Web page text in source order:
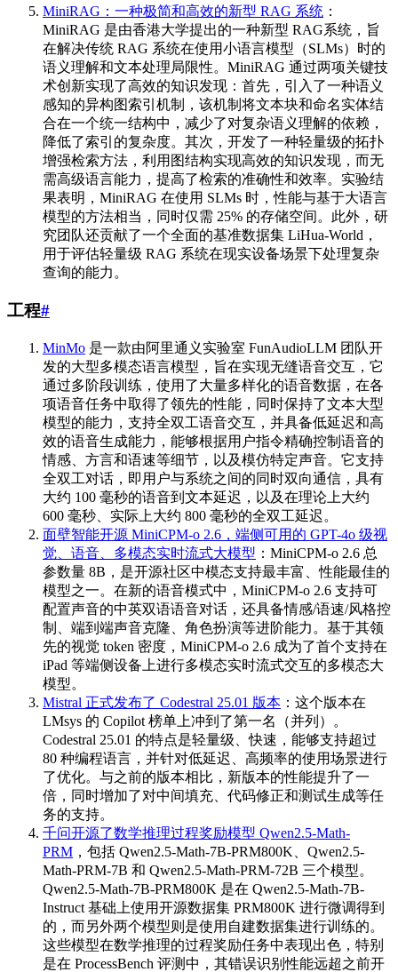
MiniRAG：一种极简和高效的新型 RAG 系统 ：
MiniRAG 是由香港大学提出的一种新型 RAG系统，旨
在解决传统 RAG 系统在使用小语言模型（SLMs）时的
语义理解和文本处理局限性。MiniRAG 通过两项关键技
术创新实现了高效的知识发现：首先，引入了一种语义
感知的异构图索引机制，该机制将文本块和命名实体结
合在一个统一结构中，减少了对复杂语义理解的依赖，
降低了索引的复杂度。其次，开发了一种轻量级的拓扑
增强检索方法，利用图结构实现高效的知识发现，而无
需高级语言能力，提高了检索的准确性和效率。实验结
果表明，MiniRAG 在使用 SLMs 时，性能与基于大语言
模型的方法相当，同时仅需 25% 的存储空间。此外，研
究团队还贡献了一个全面的基准数据集 LiHua-World，
用于评估轻量级 RAG 系统在现实设备场景下处理复杂
查询的能力。
工程#
MinMo 是一款由阿里通义实验室 FunAudioLLM 团队开
发的大型多模态语言模型，旨在实现无缝语音交互，它
通过多阶段训练，使用了大量多样化的语音数据，在各
项语音任务中取得了领先的性能，同时保持了文本大型
模型的能力，支持全双工语音交互，并具备低延迟和高
效的语音生成能力，能够根据用户指令精确控制语音的
情感、方言和语速等细节，以及模仿特定声音。它支持
全双工对话，即用户与系统之间的同时双向通信，具有
大约 100 毫秒的语音到文本延迟，以及在理论上大约
600 毫秒、实际上大约 800 毫秒的全双工延迟。
面壁智能开源 MiniCPM-o 2.6，端侧可用的 GPT-4o 级视
觉、语音、多模态实时流式大模型 ：MiniCPM-o 2.6 总
参数量 8B，是开源社区中模态支持最丰富、性能最佳的
模型之一。在新的语音模式中，MiniCPM-o 2.6 支持可
配置声音的中英双语语音对话，还具备情感/语速/风格控
制、端到端声音克隆、角色扮演等进阶能力。基于其领
先的视觉 token 密度，MiniCPM-o 2.6 成为了首个支持在
iPad 等端侧设备上进行多模态实时流式交互的多模态大
模型。
Mistral 正式发布了 Codestral 25.01 版本 ：这个版本在
LMsys 的 Copilot 榜单上冲到了第一名（并列）。
Codestral 25.01 的特点是轻量级、快速，能够支持超过
80 种编程语言，并针对低延迟、高频率的使用场景进行
了优化。与之前的版本相比，新版本的性能提升了一
倍，同时增加了对中间填充、代码修正和测试生成等任
务的支持。
千问开源了数学推理过程奖励模型 Qwen2.5-Math-
PRM ，包括 Qwen2.5-Math-7B-PRM800K、Qwen2.5-
Math-PRM-7B 和 Qwen2.5-Math-PRM-72B 三个模型。
Qwen2.5-Math-7B-PRM800K 是在 Qwen2.5-Math-7B-
Instruct 基础上使用开源数据集 PRM800K 进行微调得到
的，而另外两个模型则是使用自建数据集进行训练的。
这些模型在数学推理的过程奖励任务中表现出色，特别
是在 ProcessBench 评测中，其错误识别性能远超之前开